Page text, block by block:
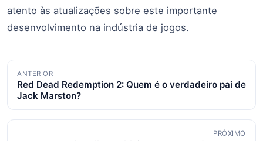
atento às atualizações sobre este importante
desenvolvimento na indústria de jogos.
Navegação
de
posts
ANTERIOR
Red Dead Redemption 2: Quem é o verdadeiro pai de
Jack Marston?
PRÓXIMO